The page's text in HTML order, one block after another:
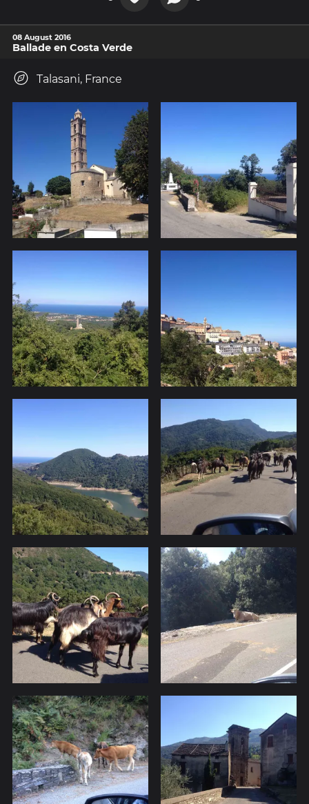
08 August 2016
Ballade en Costa Verde
Talasani, France